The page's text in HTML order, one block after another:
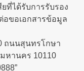
ที่ได้รับการรับรอง
อขอเอกสารข้อมูล
ถนนสุนทรโกษา
มหานคร 10110